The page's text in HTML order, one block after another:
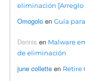
eliminación
Omogolo enGuía
Dennis en Malware
de eliminación
june collette en Retire